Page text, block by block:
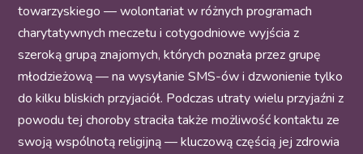
towarzyskiego — wolontariat w różnych programach
charytatywnych meczetu i cotygodniowe wyjścia z
szeroką grupą znajomych, których poznała przez grupę
młodzieżową — na wysyłanie SMS-ów i dzwonienie tylko
do kilku bliskich przyjaciół. Podczas utraty wielu przyjaźni z
powodu tej choroby straciła także możliwość kontaktu ze
swoją wspólnotą religijną — kluczową częścią jej zdrowia